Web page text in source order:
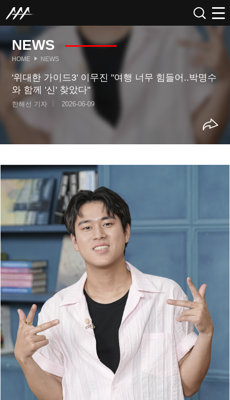
NEWS
HOME NEWS
'위대한 가이드3' 이무진 "여행 너무 힘들어..박명수
와 함께 '신' 찾았다"
한해선 기자 2026-06-09